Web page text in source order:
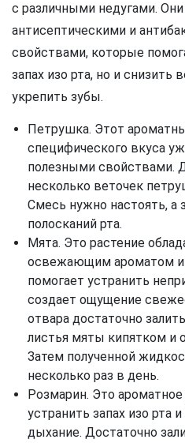
с различными недугами.
антисептическими и
свойствами, которые
запах изо рта, но и снизить
укрепить зубы.
Петрушка. Этот
специфического вкуса
полезными свойствами.
несколько веточек
Смесь нужно настоять, а
полосканий рта.
Мята. Это растение
освежающим ароматом и
помогает устранить
создает ощущение
отвара достаточно
листья мяты кипятком и
Затем полученной
несколько раз в день.
Розмарин. Это
устранить запах изо рта
дыхание. Достаточно